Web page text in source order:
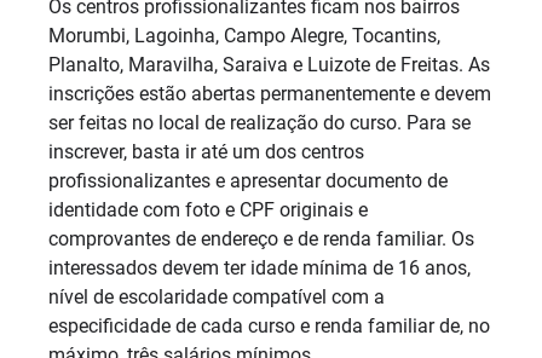
Os centros profissionalizantes ficam nos bairros
Morumbi, Lagoinha, Campo Alegre, Tocantins,
Planalto, Maravilha, Saraiva e Luizote de Freitas. As
inscrições estão abertas permanentemente e devem
ser feitas no local de realização do curso. Para se
inscrever, basta ir até um dos centros
profissionalizantes e apresentar documento de
identidade com foto e CPF originais e
comprovantes de endereço e de renda familiar. Os
interessados devem ter idade mínima de 16 anos,
nível de escolaridade compatível com a
especificidade de cada curso e renda familiar de, no